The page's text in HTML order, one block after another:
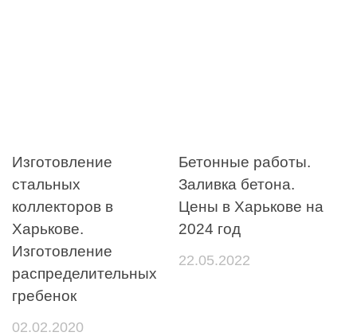
Изготовление
стальных
коллекторов в
Харькове.
Изготовление
распределительных
гребенок
02.02.2020
Бетонные работы.
Заливка бетона.
Цены в Харькове на
2024 год
22.05.2022